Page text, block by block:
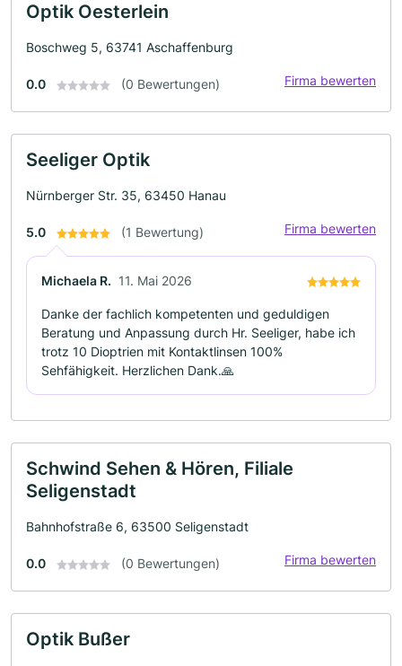
Optik Oesterlein
Boschweg 5, 63741 Aschaffenburg
0.0 (0 Bewertungen) Firma bewerten
Seeliger Optik
Nürnberger Str. 35, 63450 Hanau
5.0 (1 Bewertung) Firma bewerten
Michaela R. 11. Mai 2026
Danke der fachlich kompetenten und geduldigen
Beratung und Anpassung durch Hr. Seeliger, habe ich
trotz 10 Dioptrien mit Kontaktlinsen 100%
Sehfähigkeit. Herzlichen Dank.🙏
Schwind Sehen & Hören, Filiale
Seligenstadt
Bahnhofstraße 6, 63500 Seligenstadt
0.0 (0 Bewertungen) Firma bewerten
Optik Bußer